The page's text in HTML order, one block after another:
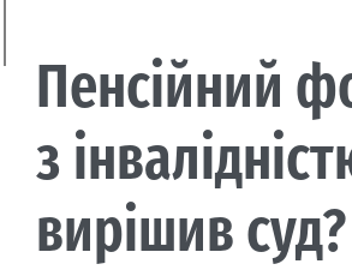
Пенсійний
з
вирішив суд?